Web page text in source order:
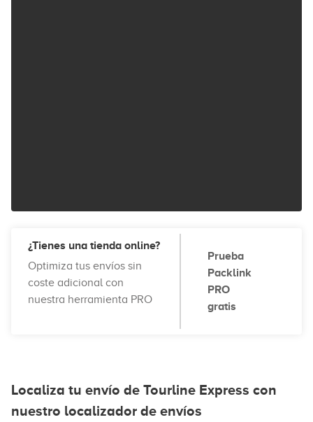
¿Tienes una tienda online?
Optimiza tus envíos sin
coste adicional con
nuestra herramienta PRO
Prueba
Packlink
PRO
gratis
Localiza tu envío de Tourline Express con
nuestro localizador de envíos